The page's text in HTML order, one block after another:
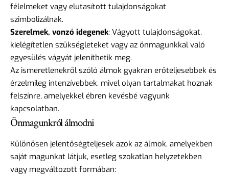
félelmeket vagy elutasított tulajdonságokat
szimbolizálnak.
Szerelmek, vonzó idegenek: Vágyott tulajdonságokat,
kielégítetlen szükségleteket vagy az önmagunkkal való
egyesülés vágyát jeleníthetik meg.
Az ismeretlenekről szóló álmok gyakran erőteljesebbek és
érzelmileg intenzívebbek, mivel olyan tartalmakat hoznak
felszínre, amelyekkel ébren kevésbé vagyunk
kapcsolatban.
Önmagunkról álmodni
Különösen jelentőségteljesek azok az álmok, amelyekben
saját magunkat látjuk, esetleg szokatlan helyzetekben
vagy megváltozott formában: